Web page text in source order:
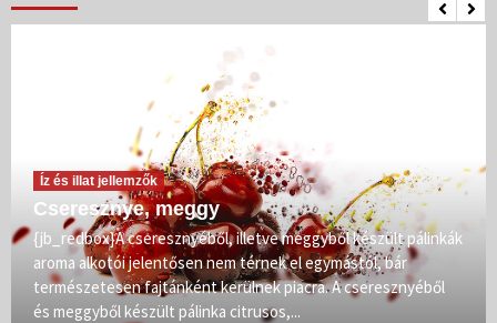
Íz és illat jellemzők
Cseresznye, meggy
{jb_redbox}A cseresznyéből, illetve meggyből készült pálinkák
aroma alkotói jelentősen nem térnek el egymástól, bár
természetesen fajtánként kerülnek piacra. A cseresznyéből
és meggyből készült pálinka citrusos,...